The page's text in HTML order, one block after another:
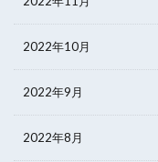
2022年10月
2022年9月
2022年8月